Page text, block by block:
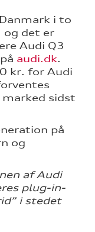
i to
og det er
Audi Q3
audi.dk.
kr. for Audi
sidst
på
og
af Audi
plug-in-
i stedet